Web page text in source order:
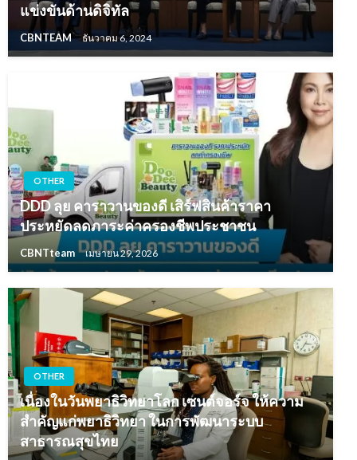
แข่งขันด้านดิจิทัล
CBNTEAM ธันวาคม 6, 2024
OTHER
DDD ลุย คาราวานของดี เสิร์ฟสินค้าราคา
ประหยัดลดภาระค่าครองชีพประชาชน
CBNTteam เมษายน 29, 2026
OTHER
เนื่องในวันพยาธิวิทยาโลก เซนต์จอร์จ ให้ความ
สำคัญแก่พยาธิวิทยา ในการพัฒนาระบบ
สาธารณสุขไทย